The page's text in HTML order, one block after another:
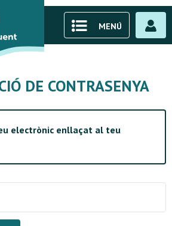
MENÚ
DE CONTRASENYA
electrònic enllaçat al teu